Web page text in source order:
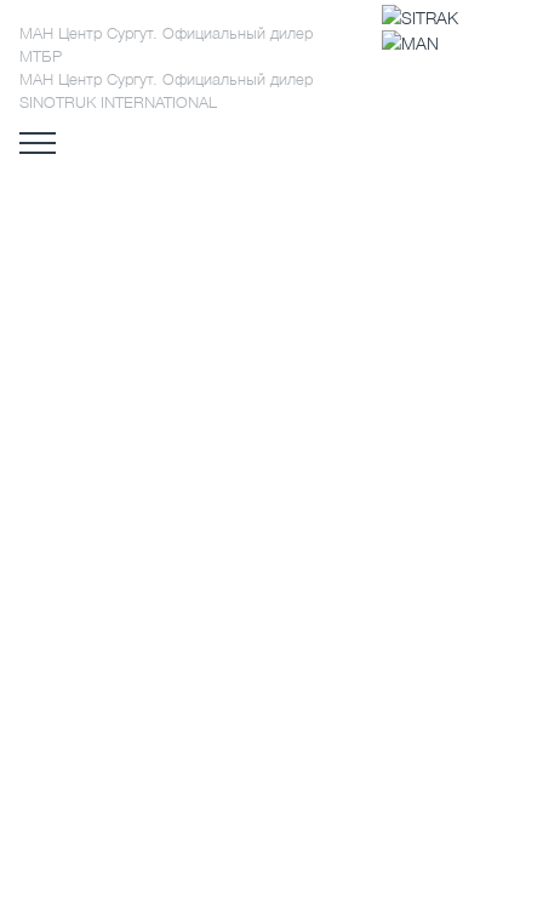
МАН Центр Сургут. Официальный дилер
МТБР
МАН Центр Сургут. Официальный дилер
SINOTRUK INTERNATIONAL